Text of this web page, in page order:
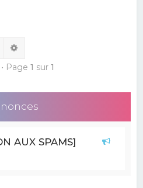
r
Rechercher
Page 1 sur 1
AUX SPAMS]